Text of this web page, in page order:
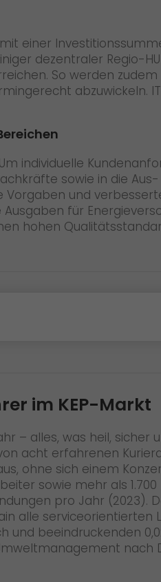
einer
dezentraler Regio-
So werden
abzuwickeln.
individuelle
sowie in die
und
für
hohen
im KEP-Markt
– alles, was heil,
acht erfahrenen
ohne sich einem
sowie mehr als
pro Jahr
alle serviceorientierten
und beeindruckenden
nach